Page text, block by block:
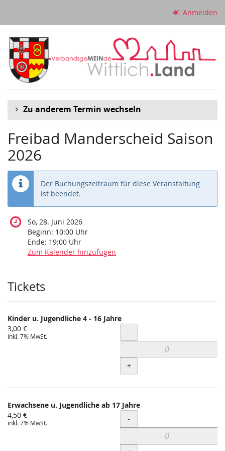
springen
Anmelden
Zu anderem Termin wechseln
Freibad Manderscheid Saison
2026
Der Buchungszeitraum für diese Veranstaltung
ist beendet.
So, 28. Juni 2026
Beginn: 10:00 Uhr
Ende: 19:00 Uhr
Zum Kalender hinzufügen
Produkte
Tickets
Kinder u. Jugendliche 4 - 16 Jahre
3,00 €
inkl. 7% MwSt. Menge
-
+
Erwachsene u. Jugendliche ab 17 Jahre
4,50 €
inkl. 7% MwSt. Menge
-